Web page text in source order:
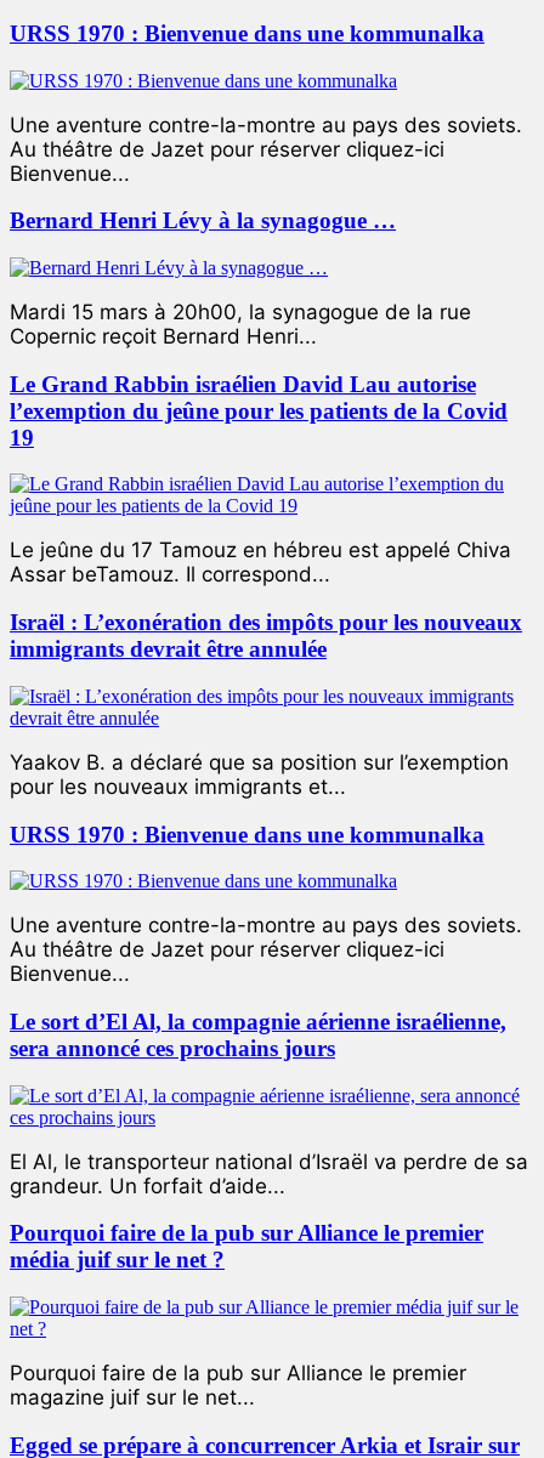
URSS 1970 : Bienvenue dans une kommunalka
Une aventure contre-la-montre au pays des soviets.
Au théâtre de Jazet pour réserver cliquez-ici
Bienvenue...
Bernard Henri Lévy à la synagogue …
Mardi 15 mars à 20h00, la synagogue de la rue
Copernic reçoit Bernard Henri...
Le Grand Rabbin israélien David Lau autorise
l’exemption du jeûne pour les patients de la Covid
19
Le jeûne du 17 Tamouz en hébreu est appelé Chiva
Assar beTamouz. Il correspond...
Israël : L’exonération des impôts pour les nouveaux
immigrants devrait être annulée
Yaakov B. a déclaré que sa position sur l’exemption
pour les nouveaux immigrants et...
URSS 1970 : Bienvenue dans une kommunalka
Une aventure contre-la-montre au pays des soviets.
Au théâtre de Jazet pour réserver cliquez-ici
Bienvenue...
Le sort d’El Al, la compagnie aérienne israélienne,
sera annoncé ces prochains jours
El Al, le transporteur national d’Israël va perdre de sa
grandeur. Un forfait d’aide...
Pourquoi faire de la pub sur Alliance le premier
média juif sur le net ?
Pourquoi faire de la pub sur Alliance le premier
magazine juif sur le net...
Egged se prépare à concurrencer Arkia et Israir sur